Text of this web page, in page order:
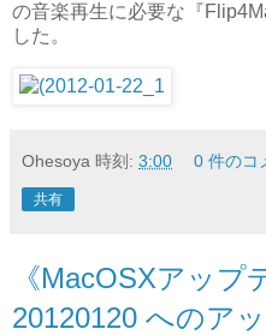
の音楽再生に必要な『
した。
Ohesoya 時刻: 3:00 0 件のコ
共有
《MacOSXアップ
20120120 へのア